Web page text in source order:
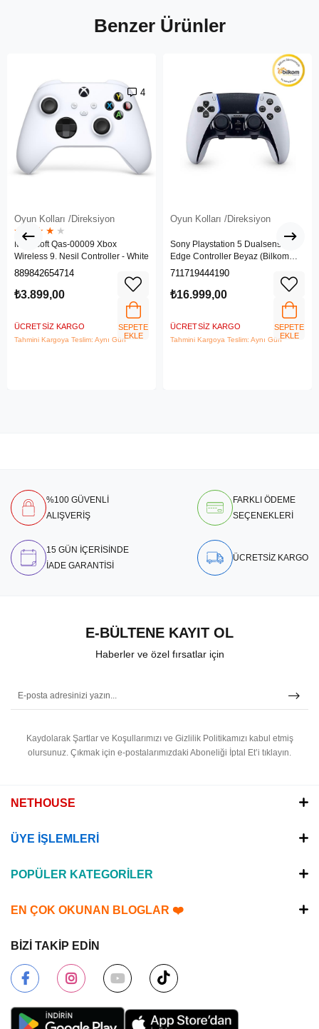
Benzer Ürünler
Oyun Kolları /Direksiyon
★ ★ ★ ★ ★
Microsoft Qas-00009 Xbox
Wireless 9. Nesil Controller - White
4
889842654714
₺3.899,00
ÜCRETSIZ KARGO
Tahmini Kargoya Teslim: Aynı Gün
SEPETE
EKLE
Oyun Kolları /Direksiyon
Sony Playstation 5 Dualsense
Edge Controller Beyaz (Bilkom
Garantili)
711719444190
₺16.999,00
ÜCRETSIZ KARGO
Tahmini Kargoya Teslim: Aynı Gün
SEPETE
EKLE
%100 GÜVENLİ
ALIŞVERİŞ
FARKLI ÖDEME
SEÇENEKLERİ
15 GÜN İÇERİSİNDE
İADE GARANTİSİ
ÜCRETSİZ KARGO
E-BÜLTENE KAYIT OL
Haberler ve özel fırsatlar için
Kaydolarak Şartlar ve Koşullarımızı ve Gizlilik Politikamızı kabul etmiş
olursunuz. Çıkmak için e-postalarımızdaki Aboneliği İptal Et’i tıklayın.
NETHOUSE
ÜYE İŞLEMLERİ
POPÜLER KATEGORİLER
EN ÇOK OKUNAN BLOGLAR ❤️
BİZİ TAKİP EDİN